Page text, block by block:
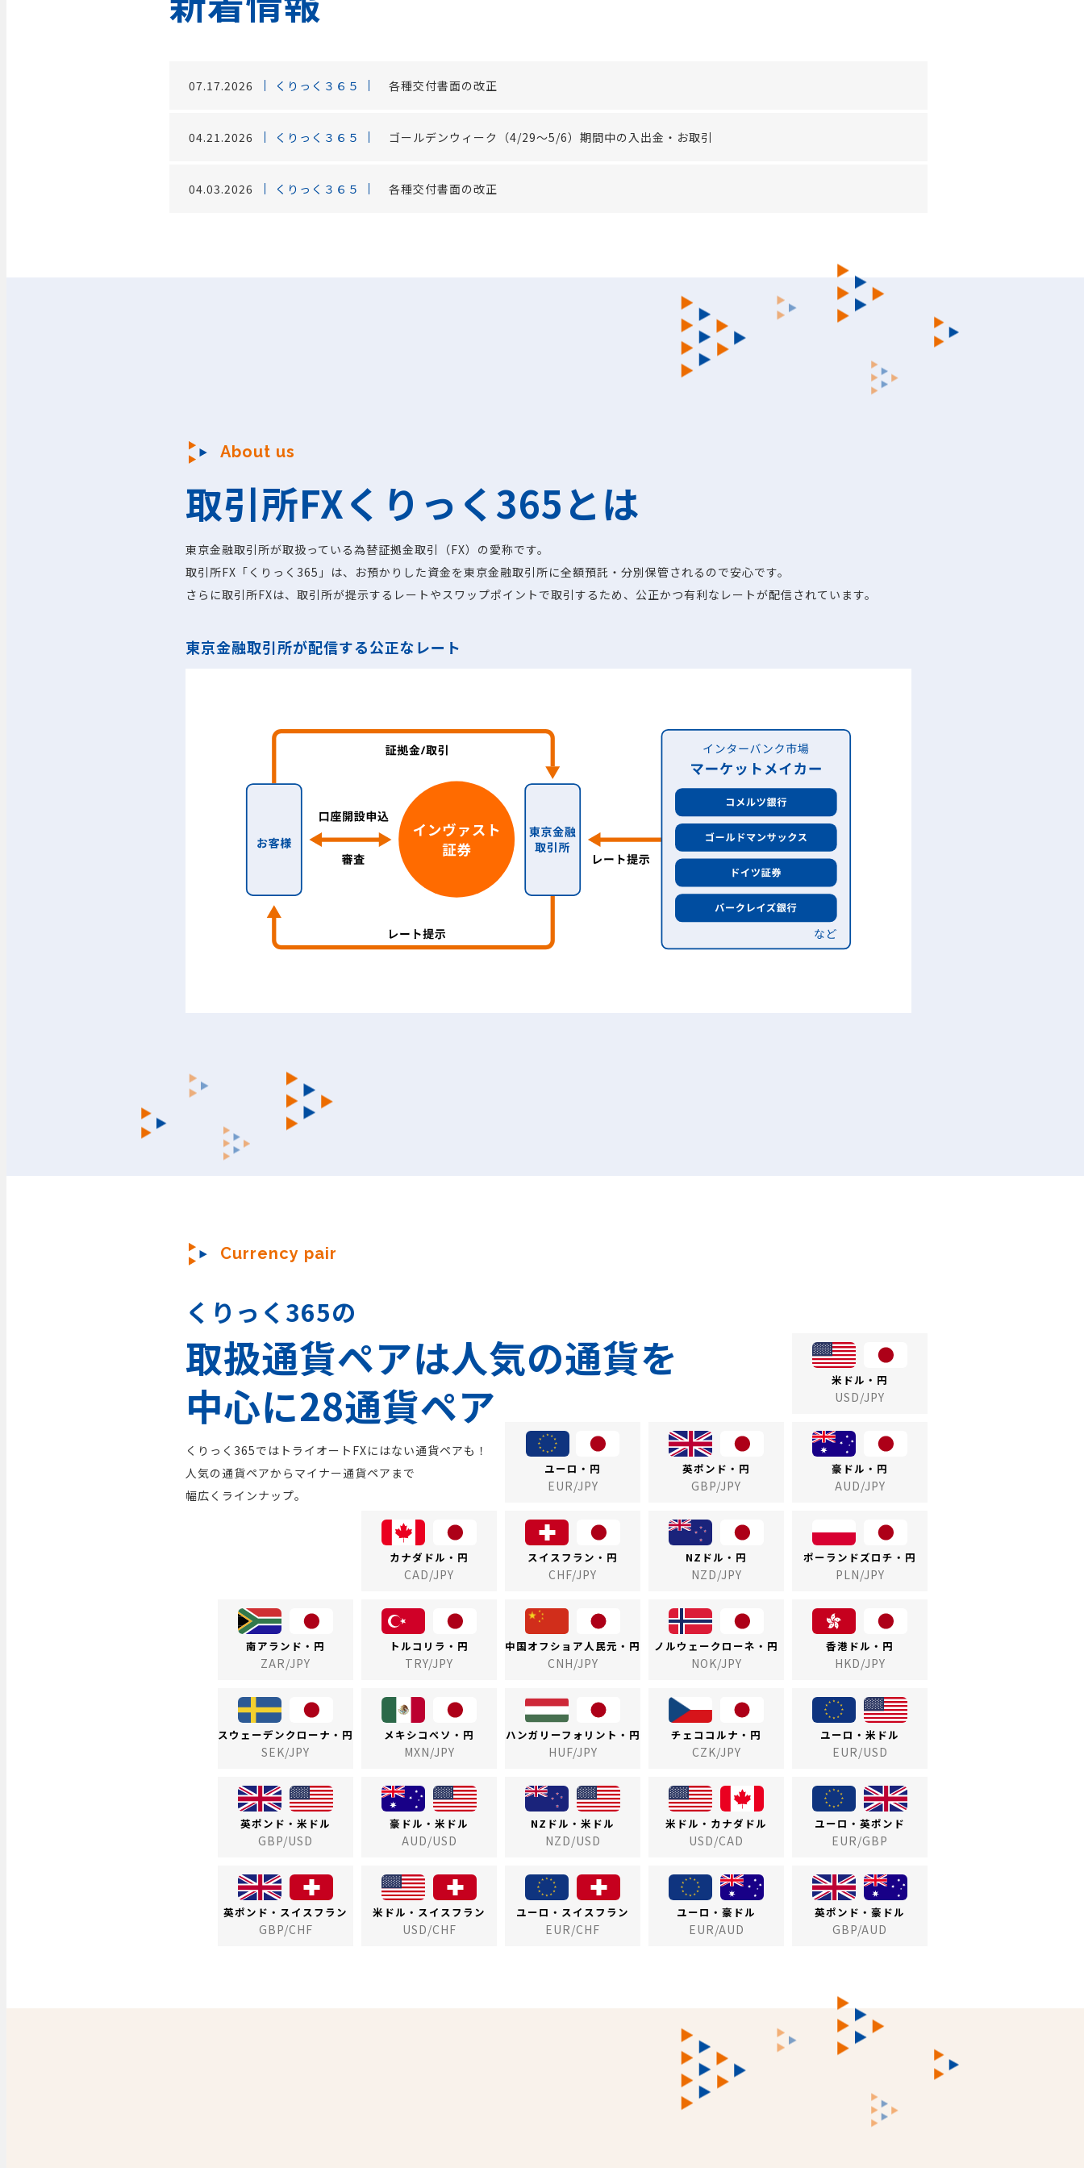
07.17.2026 くりっく３６５ 各種交付書面の改正
04.21.2026 くりっく３６５ ゴールデンウィーク（4/29～5/6）期間中の入出金・お取引
04.03.2026 くりっく３６５ 各種交付書面の改正
About us
取引所FXくりっく365とは
東京金融取引所が取扱っている為替証拠金取引（FX）の愛称です。
取引所FX「くりっく365」は、お預かりした資金を東京金融取引所に全額預託・分別保管されるので安心です。
さらに取引所FXは、取引所が提示するレートやスワップポイントで取引するため、公正かつ有利なレートが配信されています。
東京金融取引所が配信する公正なレート
Currency pair
くりっく365の
取扱通貨ペアは人気の通貨を
中心に28通貨ペア
くりっく365ではトライオートFXにはない通貨ペアも！
人気の通貨ペアからマイナー通貨ペアまで
幅広くラインナップ。
米ドル・円
USD/JPY
ユーロ・円
EUR/JPY
英ポンド・円
GBP/JPY
豪ドル・円
AUD/JPY
カナダドル・円
CAD/JPY
スイスフラン・円
CHF/JPY
NZドル・円
NZD/JPY
ポーランドズロチ・円
PLN/JPY
南アランド・円
ZAR/JPY
トルコリラ・円
TRY/JPY
中国オフショア人民元・円
CNH/JPY
ノルウェークローネ・円
NOK/JPY
香港ドル・円
HKD/JPY
スウェーデンクローナ・円
SEK/JPY
メキシコペソ・円
MXN/JPY
ハンガリーフォリント・円
HUF/JPY
チェココルナ・円
CZK/JPY
ユーロ・米ドル
EUR/USD
英ポンド・米ドル
GBP/USD
豪ドル・米ドル
AUD/USD
NZドル・米ドル
NZD/USD
米ドル・カナダドル
USD/CAD
ユーロ・英ポンド
EUR/GBP
英ポンド・スイスフラン
GBP/CHF
米ドル・スイスフラン
USD/CHF
ユーロ・スイスフラン
EUR/CHF
ユーロ・豪ドル
EUR/AUD
英ポンド・豪ドル
GBP/AUD